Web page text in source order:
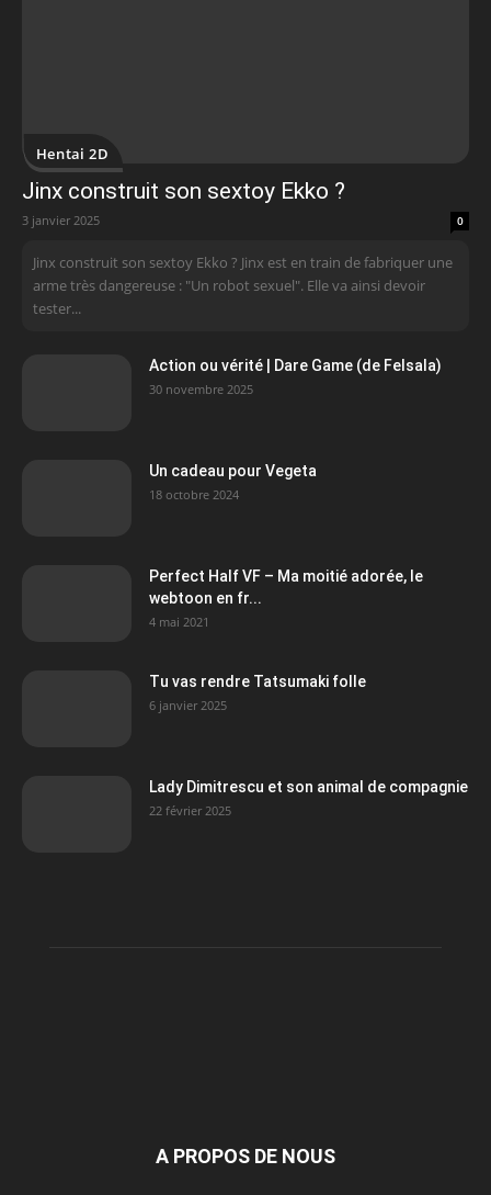
Hentai 2D
Jinx construit son sextoy Ekko ?
3 janvier 2025 0
Jinx construit son sextoy Ekko ? Jinx est en train de fabriquer une
arme très dangereuse : "Un robot sexuel". Elle va ainsi devoir
tester...
Action ou vérité | Dare Game (de Felsala)
30 novembre 2025
Un cadeau pour Vegeta
18 octobre 2024
Perfect Half VF – Ma moitié adorée, le
webtoon en fr...
4 mai 2021
Tu vas rendre Tatsumaki folle
6 janvier 2025
Lady Dimitrescu et son animal de compagnie
22 février 2025
A PROPOS DE NOUS